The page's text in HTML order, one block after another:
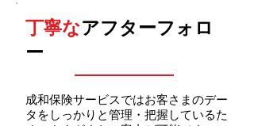
丁寧なアフターフォロ
ー
成和保険サービスではお客さまのデー
タをしっかりと管理・把握しているた